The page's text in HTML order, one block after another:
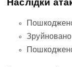
Наслідки
Пошкоджено
Пошкоджено